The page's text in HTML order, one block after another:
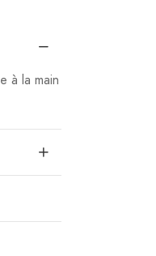
à la main